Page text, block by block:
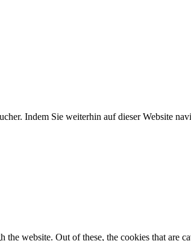
Indem Sie weiterhin auf dieser Website
website. Out of these, the cookies that are